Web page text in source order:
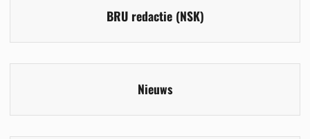
BRU redactie (NSK)
Nieuws